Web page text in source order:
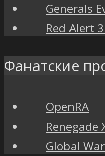
Generals
Red Alert
Фанатские
OpenRA
Renegade
Global